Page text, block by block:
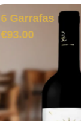
6 Garrafas
€93.00